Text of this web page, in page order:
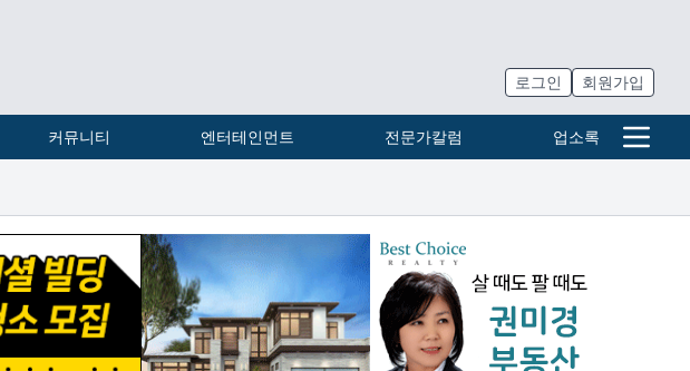
로그인 회원가입
커뮤니티 엔터테인먼트 전문가칼럼 업소록